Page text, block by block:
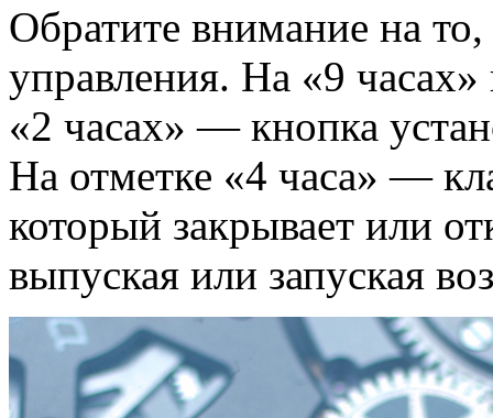
Обратите внимание на
управления. На «9 часах»
«2 часах» — кнопка
На отметке «4 часа» —
который закрывает или
выпуская или запуская